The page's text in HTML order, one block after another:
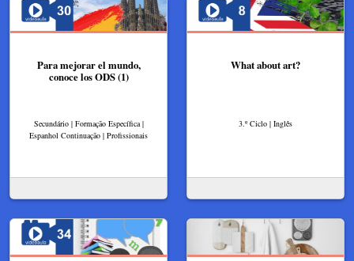
Para mejorar el mundo,
conoce los ODS (1)
Secundário | Formação Específica |
Espanhol Continuação | Profissionais
What about art?
3.º Ciclo | Inglês